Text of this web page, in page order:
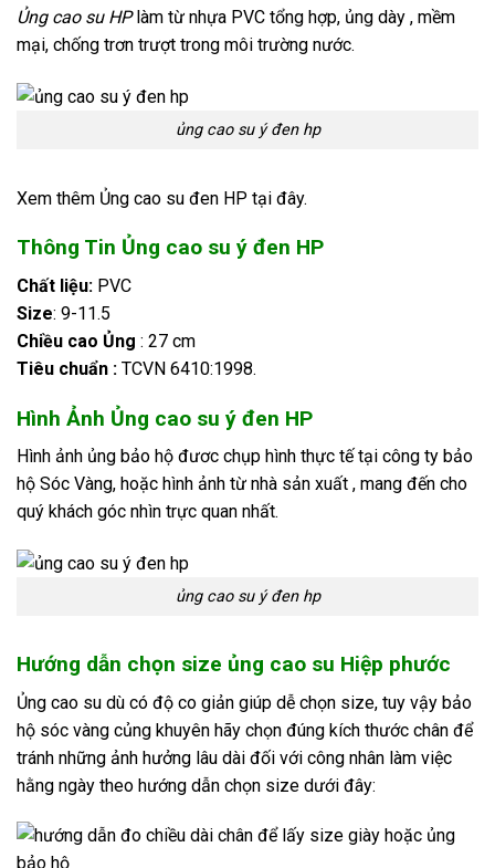
Ủng cao su HPlàm từ nhựa PVC tổng hợp, ủng dày , mềm
mại, chống trơn trượt trong môi trường nước.
ủng cao su ý đen hp
Xem thêm Ủng cao su đen HP tại đây.
Thông Tin Ủng cao su ý đen HP
Chất liệu: PVC
Size: 9-11.5
Chiều cao Ủng : 27 cm
Tiêu chuẩn : TCVN 6410:1998.
Hình Ảnh Ủng cao su ý đen HP
Hình ảnh ủng bảo hộ đươc chụp hình thực tế tại công ty bảo
hộ Sóc Vàng, hoặc hình ảnh từ nhà sản xuất , mang đến cho
quý khách góc nhìn trực quan nhất.
ủng cao su ý đen hp
Hướng dẫn chọn size ủng cao su Hiệp phước
Ủng cao su dù có độ co giản giúp dễ chọn size, tuy vậy bảo
hộ sóc vàng củng khuyên hãy chọn đúng kích thước chân để
tránh những ảnh hưởng lâu dài đối với công nhân làm việc
hằng ngày theo hướng dẫn chọn size dưới đây: